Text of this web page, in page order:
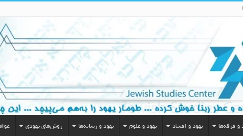
و فرقه‌ها یهود و افساد یهود و علوم یهود و رسانه‌ها روش‌های یهودی